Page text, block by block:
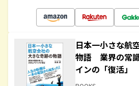
日本一小さな航
物語 業界の常
インの「復活」